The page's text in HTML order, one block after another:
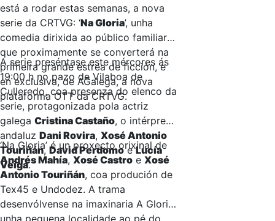
está a rodar estas semanas, a nova
serie da CRTVG: ‘Na Gloria’, unha
comedia dirixida ao público familiar
que proximamente se converterá na
primeira grande estrea de ficción, e
en exclusiva, de AGalega, a nova
plataforma OTT da CRTVG.
A serie preséntase este mércores ás
19:00 h no pazo de Vilaboa de
Culleredo, coa presenza do elenco da
serie, protagonizada pola actriz
galega Cristina Castaño, o intérprete
andaluz Dani Rovira, Xosé Antonio
Touriñán, David PerdomoeLucía
Veiga.
‘Na Gloria’ é un proxecto orixinal de
Andrés Mahía, Xosé Castro e Xosé
Antonio Touriñán, coa produción de
Tex45 e Undodez. A trama
desenvólvense na imaxinaria A Gloria,
unha pequena localidade ao pé do